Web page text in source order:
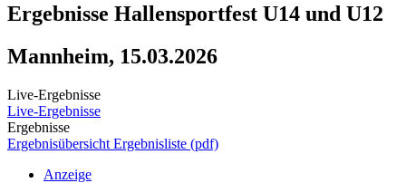
Ergebnisse Hallensportfest U14 und U12
Mannheim, 15.03.2026
Live-Ergebnisse
Live-Ergebnisse
Ergebnisse
Ergebnisübersicht Ergebnisliste (pdf)
Anzeige